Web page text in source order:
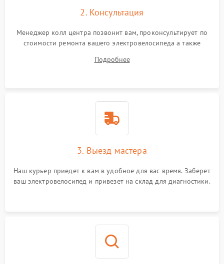
2. Консультация
Менеджер колл центра позвонит вам, проконсультирует по
стоимости ремонта вашего электровелосипеда а также
Подробнее
3. Выезд мастера
Наш курьер приедет к вам в удобное для вас время. Заберет
ваш электровелосипед и привезет на склад для диагностики.